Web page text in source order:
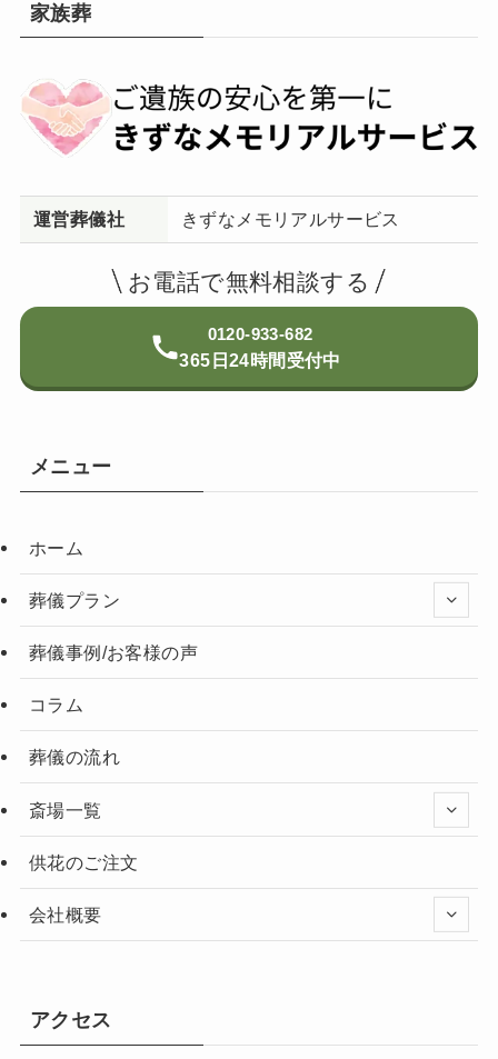
家族葬
運営葬儀社 きずなメモリアルサービス
お電話で無料相談する
0120-933-682
365日24時間受付中
メニュー
ホーム
葬儀プラン
葬儀事例/お客様の声
コラム
葬儀の流れ
斎場一覧
供花のご注文
会社概要
アクセス